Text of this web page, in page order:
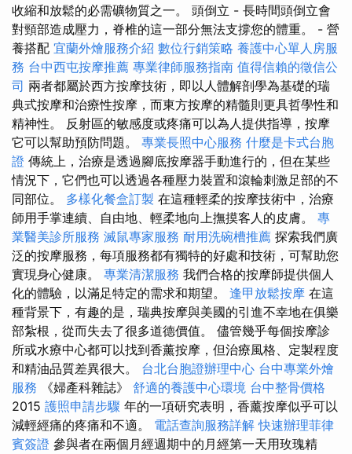
收縮和放鬆的必需礦物質之一。 頭倒立 - 長時間頭倒立會
對頸部造成壓力，脊椎的這一部分無法支撐您的體重。 - 營
養搭配 宜蘭外燴服務介紹 數位行銷策略 養護中心單人房服
務 台中西屯按摩推薦 專業律師服務指南 值得信賴的徵信公
司 兩者都屬於西方按摩技術，即以人體解剖學為基礎的瑞
典式按摩和治療性按摩，而東方按摩的精髓則更具哲學性和
精神性。 反射區的敏感度或疼痛可以為人提供指導，按摩
它可以幫助預防問題。 專業長照中心服務 什麼是卡式台胞
證 傳統上，治療是透過腳底按摩器手動進行的，但在某些
情況下，它們也可以透過各種壓力裝置和滾輪刺激足部的不
同部位。 多樣化餐盒訂製 在這種輕柔的按摩技術中，治療
師用手掌連續、自由地、輕柔地向上撫摸客人的皮膚。 專
業醫美診所服務 滅鼠專家服務 耐用洗碗槽推薦 探索我們廣
泛的按摩服務，每項服務都有獨特的好處和技術，可幫助您
實現身心健康。 專業清潔服務 我們合格的按摩師提供個人
化的體驗，以滿足特定的需求和期望。 逢甲放鬆按摩 在這
種背景下，有趣的是，瑞典按摩與美國的引進不幸地在俱樂
部紮根，從而失去了很多道德價值。 儘管幾乎每個按摩診
所或水療中心都可以找到香薰按摩，但治療風格、定製程度
和精油品質差異很大。 台北台胞證辦理中心 台中專業外燴
服務 《婦產科雜誌》 舒適的養護中心環境 台中整骨價格
2015 護照申請步驟 年的一項研究表明，香薰按摩似乎可以
減輕經痛的疼痛和不適。 電話查詢服務詳解 快速辦理菲律
賓簽證 參與者在兩個月經週期中的月經第一天用玫瑰精